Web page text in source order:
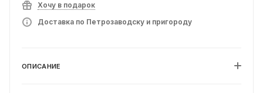
Хочу в подарок
Доставка по Петрозаводску и пригороду
ОПИСАНИЕ